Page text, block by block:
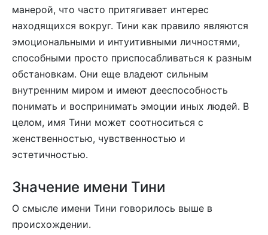
манерой, что часто притягивает интерес
находящихся вокруг. Тини как правило являются
эмоциональными и интуитивными личностями,
способными просто приспосабливаться к разным
обстановкам. Они еще владеют сильным
внутренним миром и имеют дееспособность
понимать и воспринимать эмоции иных людей. В
целом, имя Тини может соотноситься с
женственностью, чувственностью и
эстетичностью.
Значение имени Тини
О смысле имени Тини говорилось выше в
происхождении.